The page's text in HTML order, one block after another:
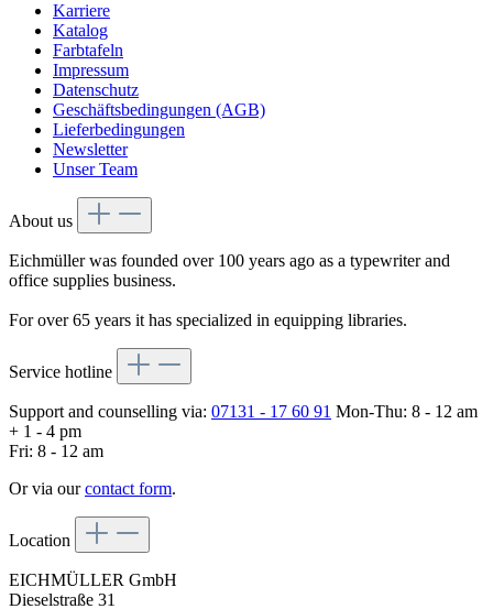
Karriere
Katalog
Farbtafeln
Impressum
Datenschutz
Geschäftsbedingungen (AGB)
Lieferbedingungen
Newsletter
Unser Team
About us
Eichmüller was founded over 100 years ago as a typewriter and
office supplies business.
For over 65 years it has specialized in equipping libraries.
Service hotline
Support and counselling via: 07131 - 17 60 91 Mon-Thu: 8 - 12 am
+ 1 - 4 pm
Fri: 8 - 12 am
Or via ourcontact form.
Location
EICHMÜLLER GmbH
Dieselstraße 31